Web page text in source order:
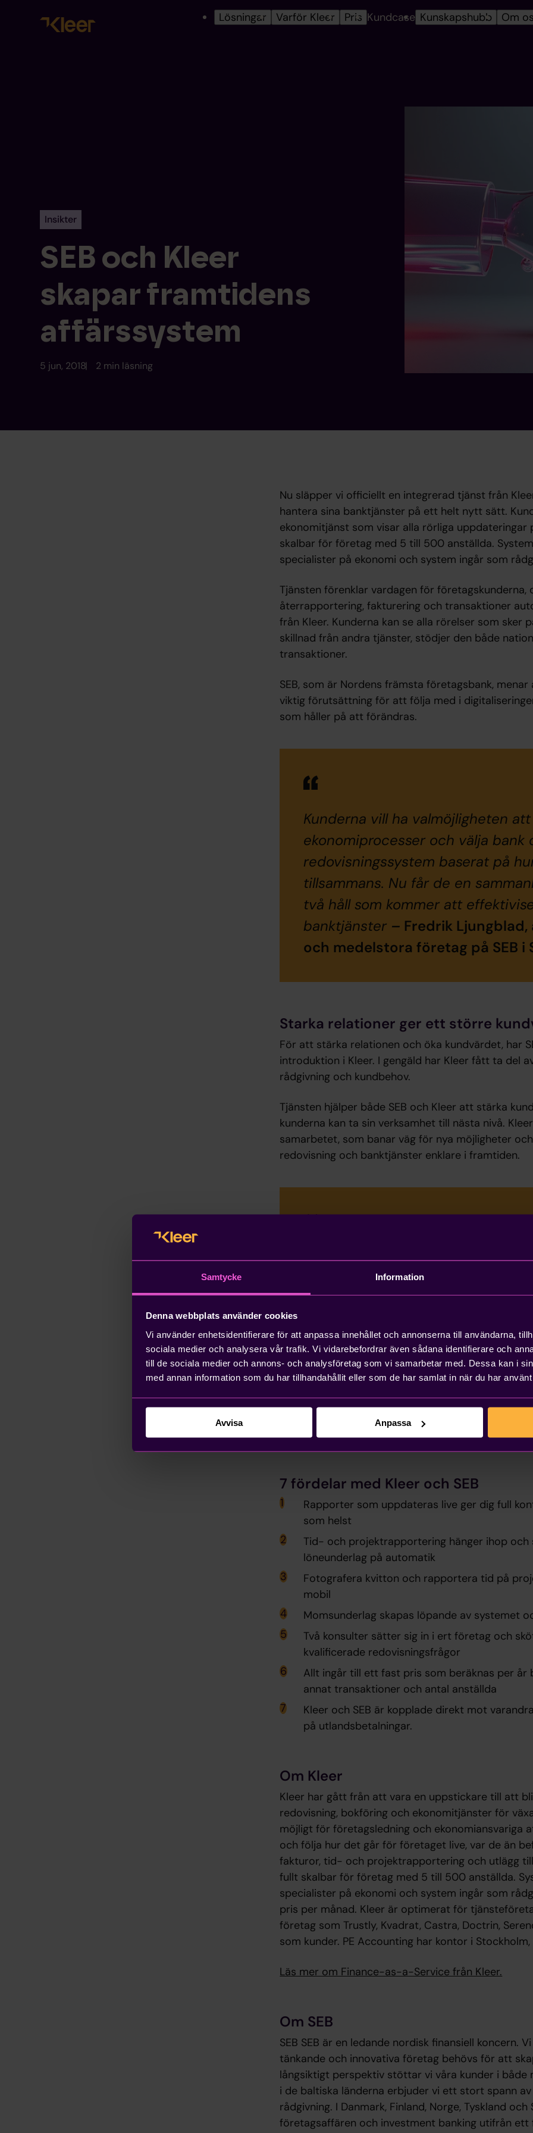
Samtycke Information
Denna webbplats använder cookies
Vi använder enhetsidentifierare för att anpassa innehållet och annonserna till användarna,
sociala medier och analysera vår trafik. Vi vidarebefordrar även sådana identifierare och
till de sociala medier och annons- och analysföretag som vi samarbetar med. Dessa kan i
med annan information som du har tillhandahållit eller som de har samlat in när du har
Avvisa Anpassa
Lösningar Varför Kleer Pris Kundcase Kunskapshubb Om
Insikter
SEB och Kleer
skapar framtidens
affärssystem
5 jun, 2018 2 min läsning
Nu släpper vi officiellt en integrerad tjänst från
hantera sina banktjänster på ett helt nytt sätt.
ekonomitjänst som visar alla rörliga
skalbar för företag med 5 till 500 anställda.
specialister på ekonomi och system ingår som
Tjänsten förenklar vardagen för företagskunderna,
återrapportering, fakturering och transaktioner
från Kleer. Kunderna kan se alla rörelser som sker
skillnad från andra tjänster, stödjer den både
transaktioner.
SEB, som är Nordens främsta företagsbank,
viktig förutsättning för att följa med i
som håller på att förändras.
Kunderna vill ha valmöjligheten
ekonomiprocesser och välja bank
redovisningssystem baserat på
tillsammans. Nu får de en
två håll som kommer att
banktjänster – Fredrik
och medelstora företag på SEB i
Starka relationer ger ett större
För att stärka relationen och öka kundvärdet, har
introduktion i Kleer. I gengäld har Kleer fått ta del
rådgivning och kundbehov.
Tjänsten hjälper både SEB och Kleer att stärka
kunderna kan ta sin verksamhet till nästa nivå.
samarbetet, som banar väg för nya möjligheter
redovisning och banktjänster enklare i framtiden.
SEB har varit på tårna sedan
visar att de är en företagsbank
och är öppna för förändring. Det
samarbete där en relativt liten
möts och vi hoppas kunna utöka
framtiden för att skapa ett ökat
nuvarande och potentiella kunder
medgrundare av Kleer.
7 fördelar med Kleer och SEB
Rapporter som uppdateras live ger dig full
som helst
Tid- och projektrapportering hänger ihop
löneunderlag på automatik
Fotografera kvitton och rapportera tid på
mobil
Momsunderlag skapas löpande av systemet
Två konsulter sätter sig in i ert företag och
kvalificerade redovisningsfrågor
Allt ingår till ett fast pris som beräknas per år
annat transaktioner och antal anställda
Kleer och SEB är kopplade direkt mot
på utlandsbetalningar.
Om Kleer
Kleer har gått från att vara en uppstickare till att
redovisning, bokföring och ekonomitjänster för
möjligt för företagsledning och ekonomiansvariga
och följa hur det går för företaget live, var de än
fakturor, tid- och projektrapportering och utlägg
fullt skalbar för företag med 5 till 500 anställda.
specialister på ekonomi och system ingår som
pris per månad. Kleer är optimerat för
företag som Trustly, Kvadrat, Castra, Doctrin,
som kunder. PE Accounting har kontor i
Läs mer om Finance-as-a-Service från Kleer.
Om SEB
SEB SEB är en ledande nordisk finansiell
tänkande och innovativa företag behövs för att
långsiktigt perspektiv stöttar vi våra kunder i både
i de baltiska länderna erbjuder vi ett stort spann
rådgivning. I Danmark, Finland, Norge, Tyskland
företagsaffären och investment banking utifrån